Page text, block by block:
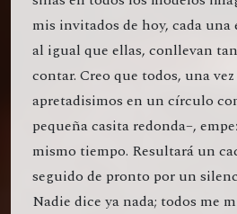
mis invitados de hoy, cada una
al igual que ellas, conllevan
contar. Creo que todos, una
apretadisimos en un círculo
pequeña casita redonda–,
mismo tiempo. Resultará un
seguido de pronto por un
Nadie dice ya nada; todos me